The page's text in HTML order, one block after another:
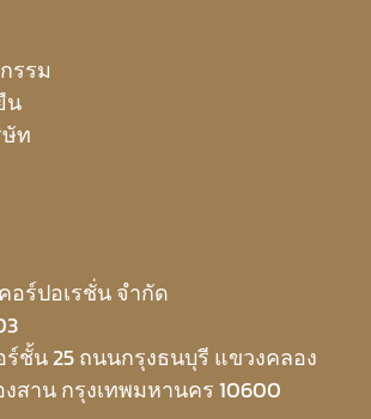
รรม
น
ท
อร์ปอเรชั่น จำกัด
ร์ชั้น 25 ถนนกรุงธนบุรี แขวงคลอง
สาน กรุงเทพมหานคร 10600